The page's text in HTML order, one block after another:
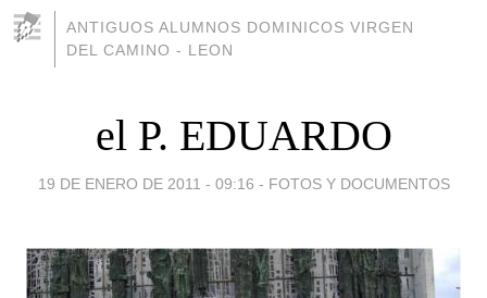
ANTIGUOS ALUMNOS DOMINICOS VIRGEN
DEL CAMINO - LEON
el P. EDUARDO
19 DE ENERO DE 2011 - 09:16 - FOTOS Y DOCUMENTOS